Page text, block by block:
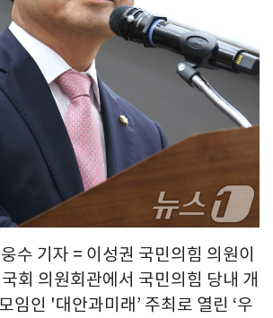
수 기자 = 이성권 국민의힘 의원이
회 의원회관에서 국민의힘 당내 개
임인 '대안과미래’ 주최로 열린 ‘우